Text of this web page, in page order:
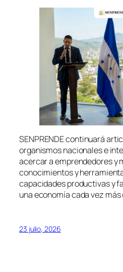
SENPRENDE continuará
organismos nacionales e
acercar a emprendedores y
conocimientos y
capacidades productivas y
una economía cada vez
23 julio, 2026